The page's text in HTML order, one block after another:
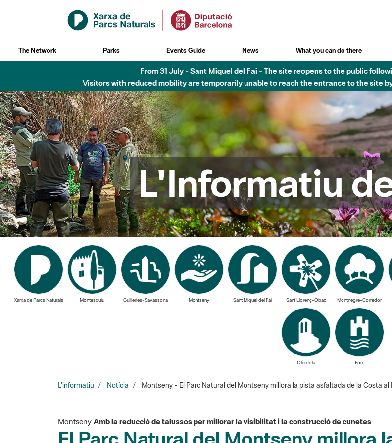
Skip to Main Content
The Network Parks Events Guide News What you can do there
Fins al desembre de 2026 - Parc Fluvial Besòs - Afectacions a la llera del Parc Fluvial
L'Informatiu
Xarxa de Parcs Naturals Montesquiu Guilleries-Savassona Sant Miquel del Fai Sant Llorenç-Obac Montnegre-Corredor
Olèrdola Foix
El Parc Natural del Montseny millora